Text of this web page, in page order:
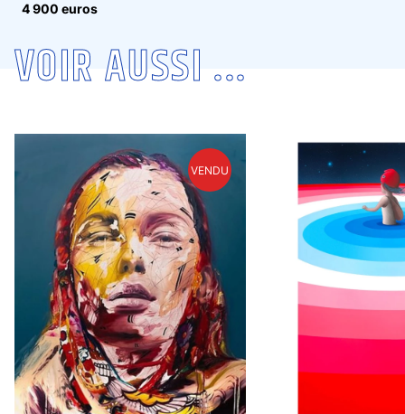
4 900 euros
VOIR AUSSI ...
VENDU